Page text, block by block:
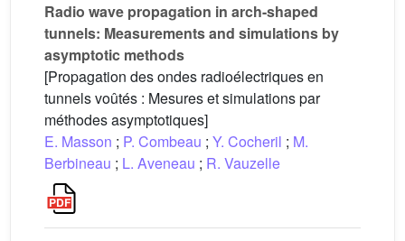
Radio wave propagation in arch-shaped
tunnels: Measurements and simulations by
asymptotic methods
[Propagation des ondes radioélectriques en
tunnels voûtés : Mesures et simulations par
méthodes asymptotiques]
E. Masson ; P. Combeau ; Y. Cocheril ; M.
Berbineau ; L. Aveneau ; R. Vauzelle